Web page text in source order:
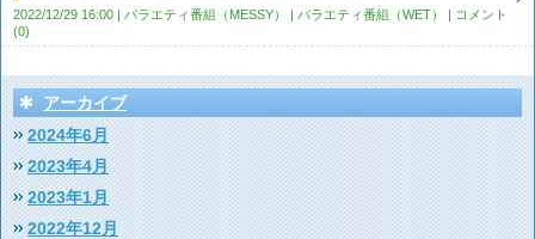
2022/12/29 16:00 バラエティ番組（MESSY） バラエティ番組（WET）
コメント
(0)
アーカイブ
2024年6月
2023年4月
2023年1月
2022年12月